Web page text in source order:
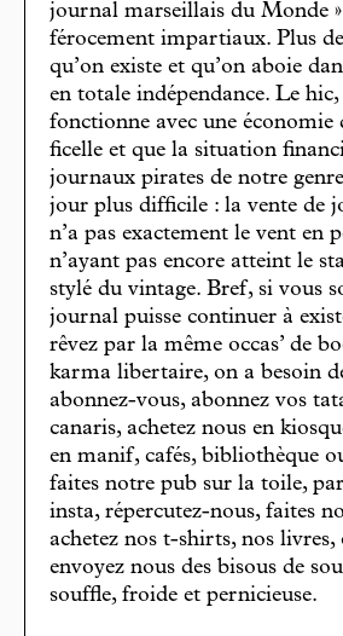
journal marseillais du Monde
férocement impartiaux. Plus
qu’on existe et qu’on aboie
en totale indépendance. Le hic,
fonctionne avec une économie
ficelle et que la situation
journaux pirates de notre
jour plus difficile : la vente de
n’a pas exactement le vent en
n’ayant pas encore atteint le
stylé du vintage. Bref, si vous
journal puisse continuer à
rêvez par la même occas’ de
karma libertaire, on a besoin
abonnez-vous, abonnez vos
canaris, achetez nous en
en manif, cafés, bibliothèque
faites notre pub sur la toile,
insta, répercutez-nous, faites
achetez nos t-shirts, nos
envoyez nous des bisous de
souffle, froide et pernicieuse.